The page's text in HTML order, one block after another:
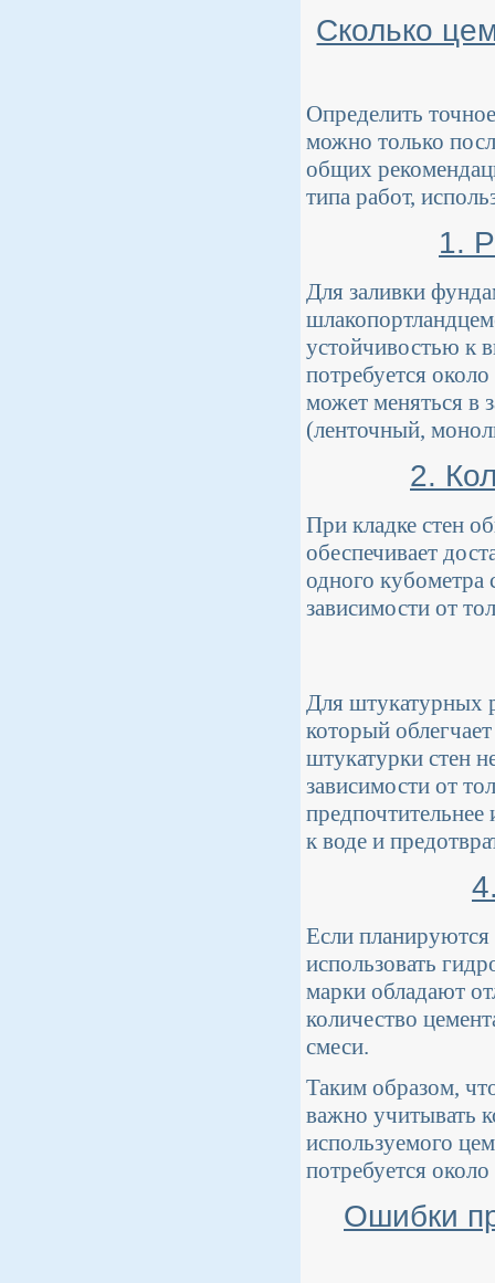
Сколько
Определить
можно только
общих
типа работ,
1.
Для заливки
устойчивостью к
потребуется
может меняться в
(ленточный,
2.
При кладке стен
обеспечивает
одного кубометра
зависимости от
Для штукатурных
который
штукатурки стен
зависимости от
к воде и
Если
использовать
марки обладают
количество
смеси.
Таким образом,
важно учитывать
используемого
потребуется
Ошибки